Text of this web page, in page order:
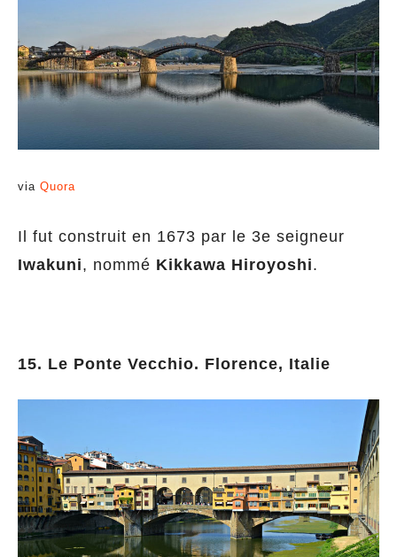
via Quora
Il fut construit en 1673 par le 3e seigneur
Iwakuni, nommé Kikkawa Hiroyoshi.
15. Le Ponte Vecchio. Florence, Italie